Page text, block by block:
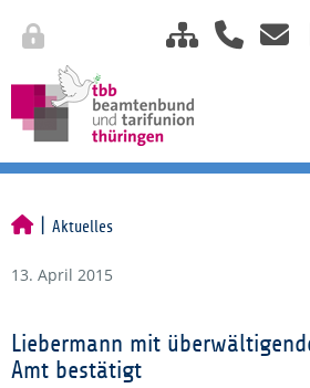
Aktuelles
13. April 2015
Liebermann mit
Amt bestätigt